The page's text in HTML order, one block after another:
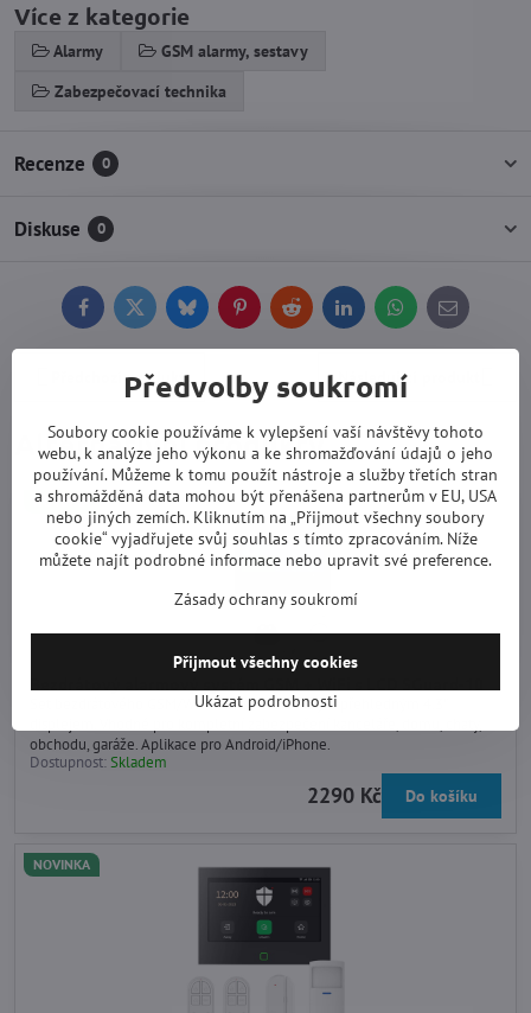
Více z kategorie
Alarmy
GSM alarmy, sestavy
Zabezpečovací technika
Recenze 0
Diskuse 0
FacebookTwitterBlueskyPinterestReddit LinkedInWhatsApp
E-
mail
Předchozí produkt Následující produkt
Alternativní produkty
NOVINKA
Set bezdrátového GSM/WiFi alarmu s barevným přehledným 4.3"
obchodu, garáže. Aplikace pro Android/iPhone.
Dostupnost:Skladem
2290 Kč Do košíku
NOVINKA
Předvolby soukromí
Soubory cookie používáme k vylepšení vaší návštěvy tohoto
webu, k analýze jeho výkonu a ke shromažďování údajů o jeho
používání. Můžeme k tomu použít nástroje a služby třetích stran
a shromážděná data mohou být přenášena partnerům v EU, USA
nebo jiných zemích. Kliknutím na „Přijmout všechny soubory
cookie“ vyjadřujete svůj souhlas s tímto zpracováním. Níže
můžete najít podrobné informace nebo upravit své preference.
Zásady ochrany soukromí
Ukázat podrobnosti
Přijmout všechny cookies